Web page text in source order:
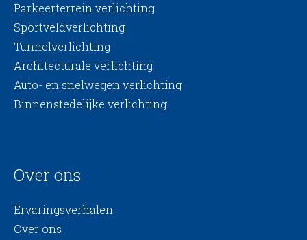
Parkeerterrein verlichting
Sportveldverlichting
Tunnelverlichting
Architecturale verlichting
Auto- en snelwegen verlichting
Binnenstedelijke verlichting
Over ons
Ervaringsverhalen
Over ons